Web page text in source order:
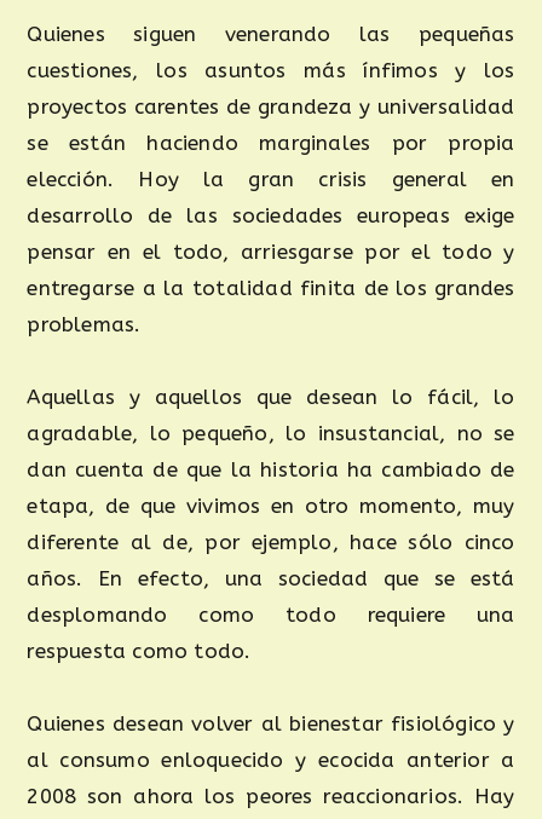
Quienes siguen venerando las pequeñas
cuestiones, los asuntos más ínfimos y los
proyectos carentes de grandeza y universalidad
se están haciendo marginales por propia
elección. Hoy la gran crisis general en
desarrollo de las sociedades europeas exige
pensar en el todo, arriesgarse por el todo y
entregarse a la totalidad finita de los grandes
problemas.
Aquellas y aquellos que desean lo fácil, lo
agradable, lo pequeño, lo insustancial, no se
dan cuenta de que la historia ha cambiado de
etapa, de que vivimos en otro momento, muy
diferente al de, por ejemplo, hace sólo cinco
años. En efecto, una sociedad que se está
desplomando como todo requiere una
respuesta como todo.
Quienes desean volver al bienestar fisiológico y
al consumo enloquecido y ecocida anterior a
2008 son ahora los peores reaccionarios. Hay